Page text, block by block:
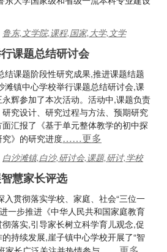
鲁东,文学院,课程,国家,大学,文学
课题总结研讨会
结课题阶段性研究成果,推进课题结题
滩镇中心学校举行课题总结研讨会,课
辉参加了本次活动。活动中,课题负责
究设计、研究过程与方法、预期研究
汇报了《基于单元整体教学的初中探
》的研究进度……更多
白沙滩镇,白沙,研讨会,课题,研讨,学校
慧家长评选
贯彻落实学校、家庭、社会“三位一
一步推进《中华人民共和国家庭教育
落实,引导家长树立科学育儿观念,促
持续发展,崖子镇中心学校开展了“智